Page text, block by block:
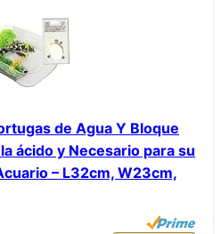
de Agua Y Bloque
ácido y Necesario para su
– L32cm, W23cm,